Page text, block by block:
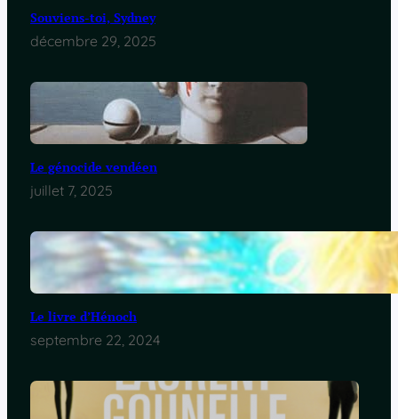
Souviens-toi, Sydney
décembre 29, 2025
Le génocide vendéen
juillet 7, 2025
Le livre d’Hénoch
septembre 22, 2024